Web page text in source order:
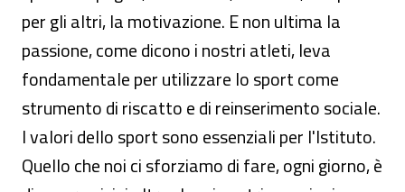
per gli altri, la motivazione. E non ultima la
passione, come dicono i nostri atleti, leva
fondamentale per utilizzare lo sport come
strumento di riscatto e di reinserimento sociale.
I valori dello sport sono essenziali per l'Istituto.
Quello che noi ci sforziamo di fare, ogni giorno, è